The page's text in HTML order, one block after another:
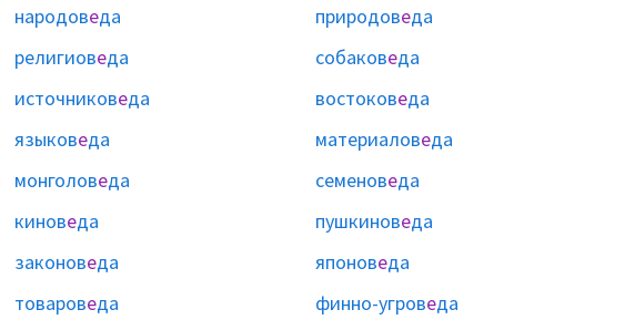
народоведа природоведа
религиоведа собаковеда
источниковеда востоковеда
языковеда материаловеда
монголоведа семеноведа
киноведа пушкиноведа
законоведа японоведа
товароведа финно-угроведа